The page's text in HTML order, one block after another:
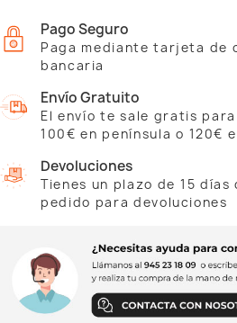
Pago Seguro
Paga mediante tarjeta de
bancaria
Envío Gratuito
El envío te sale gratis
100€ en península o 120€
Devoluciones
Tienes un plazo de 15
pedido para devoluciones